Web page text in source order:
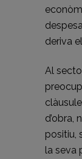
deriva
Al
d’obra,
positiu,
la seva